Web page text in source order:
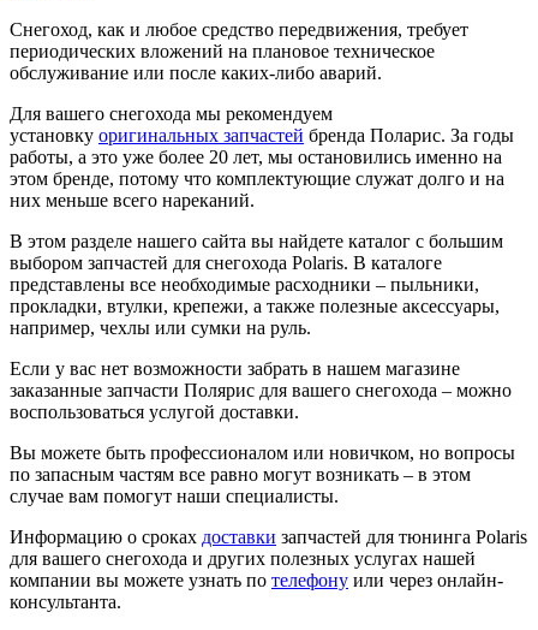
Снегоход, как и любое средство передвижения, требует
периодических вложений на плановое техническое
обслуживание или после каких-либо аварий.
Для вашего снегохода мы рекомендуем
установку оригинальных запчастей бренда Поларис. За годы
работы, а это уже более 20 лет, мы остановились именно на
этом бренде, потому что комплектующие служат долго и на
них меньше всего нареканий.
В этом разделе нашего сайта вы найдете каталог с большим
выбором запчастей для снегохода Polaris. В каталоге
представлены все необходимые расходники – пыльники,
прокладки, втулки, крепежи, а также полезные аксессуары,
например, чехлы или сумки на руль.
Если у вас нет возможности забрать в нашем магазине
заказанные запчасти Полярис для вашего снегохода – можно
воспользоваться услугой доставки.
Вы можете быть профессионалом или новичком, но вопросы
по запасным частям все равно могут возникать – в этом
случае вам помогут наши специалисты.
Информацию о сроках доставки запчастей для тюнинга Polaris
для вашего снегохода и других полезных услугах нашей
компании вы можете узнать по телефону или через онлайн-
консультанта.